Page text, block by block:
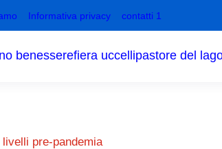
Informativa privacy contatti 1
benesserefiera uccellipastore del
pre-pandemia